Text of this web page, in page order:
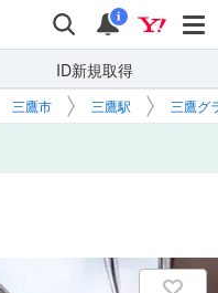
検索 通知
i
ID新規取得
三鷹市 三鷹駅 三鷹グ